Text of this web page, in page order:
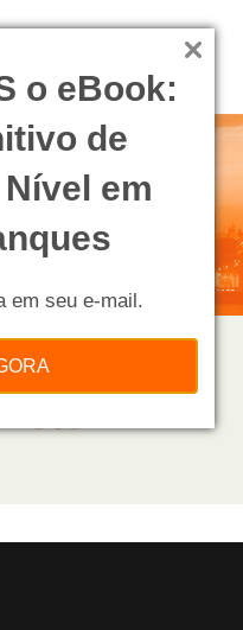
o eBook:
de
em
em seu e-mail.
NAS